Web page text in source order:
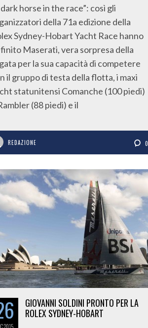
dark horse in the race”: così gli
della 71a edizione della
Sydney-Hobart Yacht Race hanno
Maserati, vera sorpresa della
per la sua capacità di competere
il gruppo di testa della flotta, i maxi
statunitensi Comanche (100 piedi)
(88 piedi) e il
REDAZIONE 0
GIOVANNI SOLDINI PRONTO PER LA
ROLEX SYDNEY-HOBART